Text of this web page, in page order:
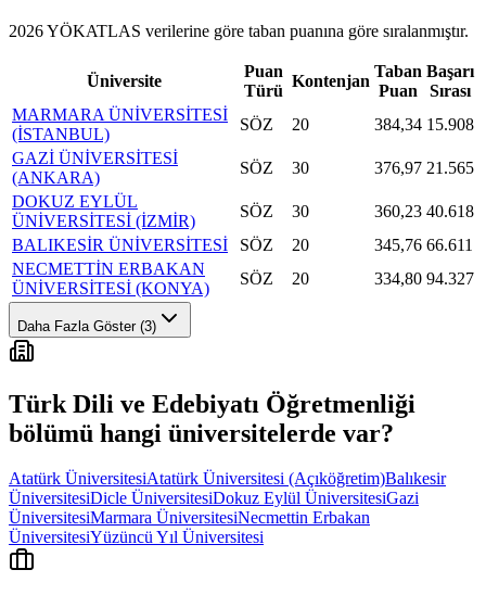
2026 YÖKATLAS verilerine göre taban puanına göre sıralanmıştır.
Üniversite
Puan
Türü
Kontenjan
Taban
Puan
Başarı
Sırası
MARMARA ÜNİVERSİTESİ
(İSTANBUL)
SÖZ 20 384,34 15.908
GAZİ ÜNİVERSİTESİ
(ANKARA)
SÖZ 30 376,97 21.565
DOKUZ EYLÜL
ÜNİVERSİTESİ (İZMİR)
SÖZ 30 360,23 40.618
BALIKESİR ÜNİVERSİTESİ
SÖZ 20 345,76 66.611
NECMETTİN ERBAKAN
ÜNİVERSİTESİ (KONYA)
SÖZ 20 334,80 94.327
Daha Fazla Göster (3)
Türk Dili ve Edebiyatı Öğretmenliği
bölümü hangi üniversitelerde var?
Atatürk ÜniversitesiAtatürk Üniversitesi (Açıköğretim)Balıkesir
ÜniversitesiDicle ÜniversitesiDokuz Eylül ÜniversitesiGazi
ÜniversitesiMarmara ÜniversitesiNecmettin Erbakan
ÜniversitesiYüzüncü Yıl Üniversitesi